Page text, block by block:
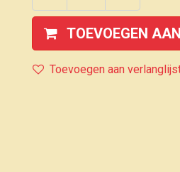
TOEVOEGEN
Toevoegen aan